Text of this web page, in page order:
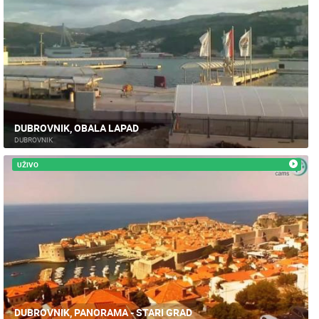
DUBROVNIK, OBALA LAPAD
DUBROVNIK
UŽIVO
DUBROVNIK, PANORAMA - STARI GRAD